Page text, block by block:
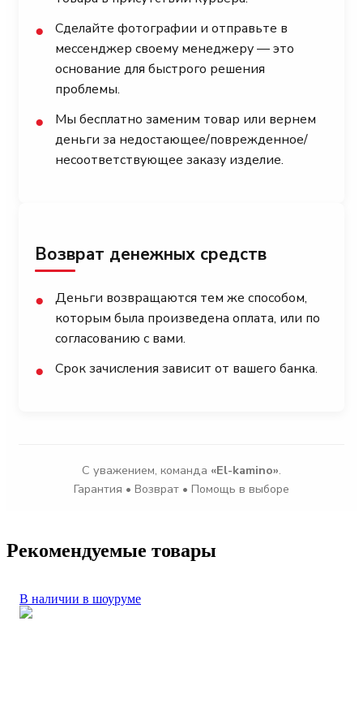
●
Сделайте фотографии и отправьте в
мессенджер своему менеджеру — это
основание для быстрого решения
проблемы.
●
Мы бесплатно заменим товар или вернем
деньги за недостающее/поврежденное/
несоответствующее заказу изделие.
Возврат денежных средств
●
Деньги возвращаются тем же способом,
которым была произведена оплата, или по
согласованию с вами.
● Срок зачисления зависит от вашего банка.
С уважением, команда «El-kamino».
Гарантия • Возврат • Помощь в выборе
Рекомендуемые товары
В наличии в шоуруме